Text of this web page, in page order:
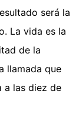
será la
La vida es la
de la
llamada que
a las diez de